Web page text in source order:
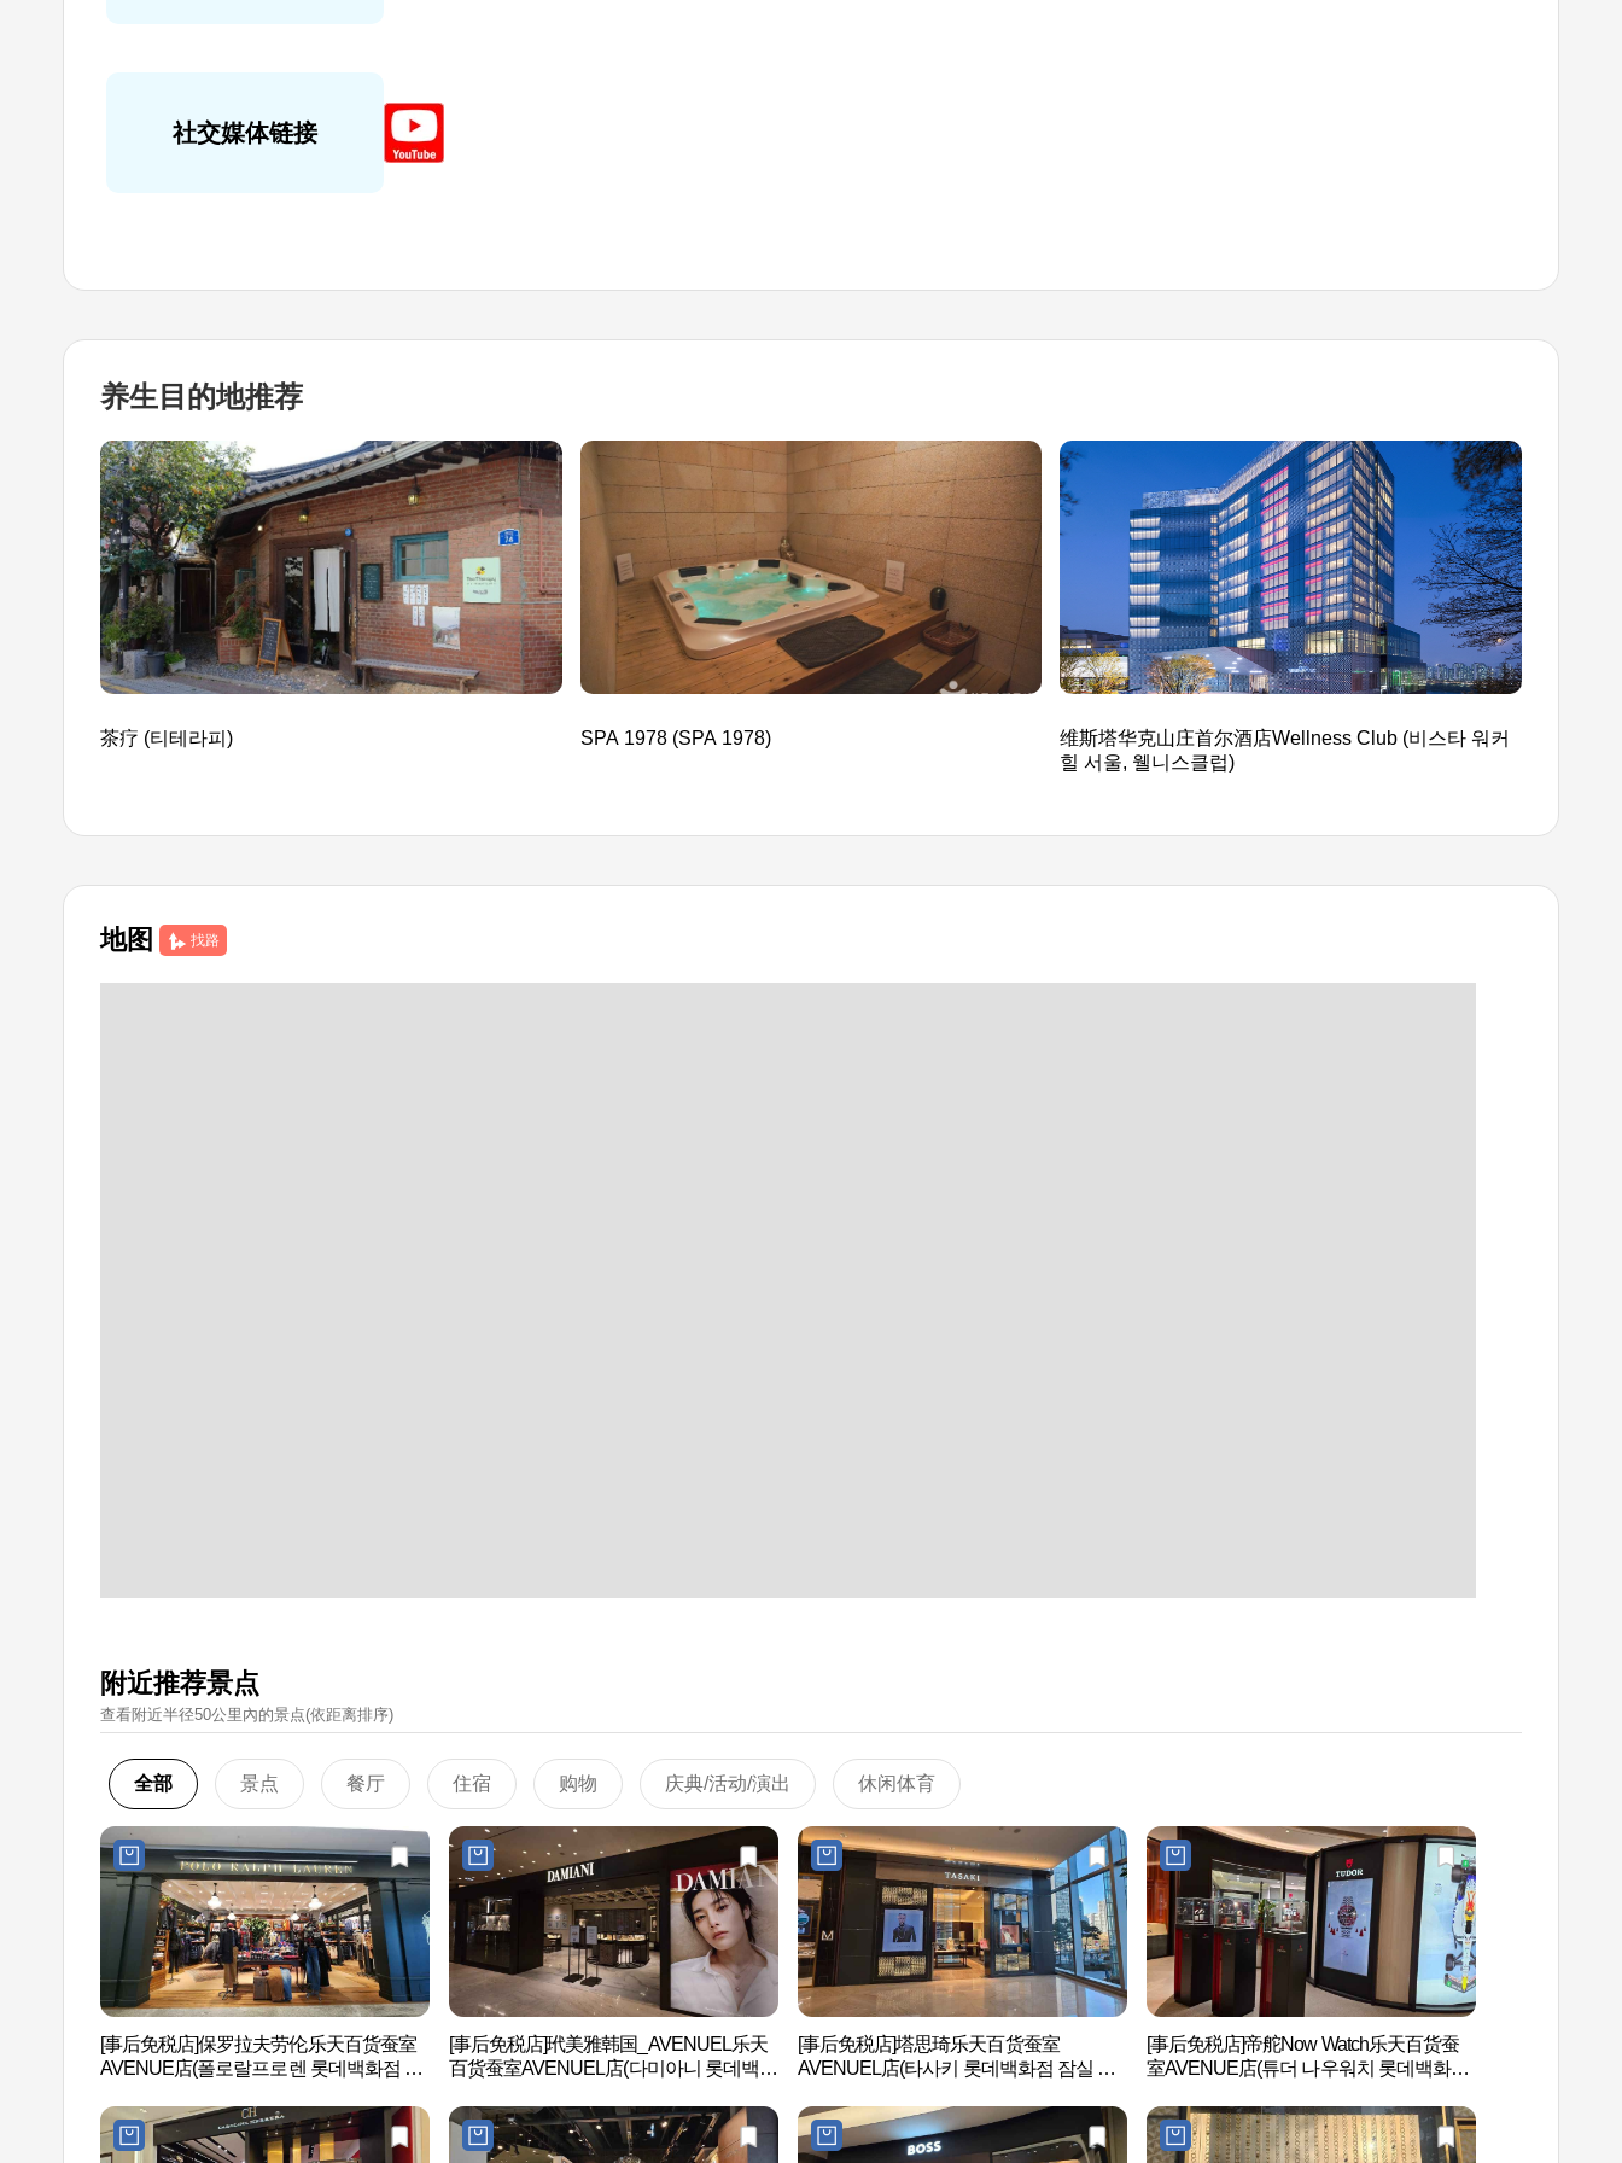
社交媒体链接
养生目的地推荐
茶疗 (티테라피) SPA 1978 (SPA 1978)
维斯塔华克山庄首尔酒店Wellness Club (비스타 워커
힐 서울, 웰니스클럽)
地图 找路
附近推荐景点
查看附近半径50公里內的景点(依距离排序)
全部 景点 餐厅 住宿 购物 庆典/活动/演出 休闲体育
[事后免税店]保罗拉夫劳伦乐天百货蚕室
AVENUE店(폴로랄프로렌 롯데백화점 잠
[事后免税店]玳美雅韩国_AVENUEL乐天
百货蚕室AVENUEL店(다미아니 롯데백화
[事后免税店]塔思琦乐天百货蚕室
AVENUEL店(타사키 롯데백화점 잠실 에
[事后免税店]帝舵Now Watch乐天百货蚕
室AVENUE店(튜더 나우워치 롯데백화점